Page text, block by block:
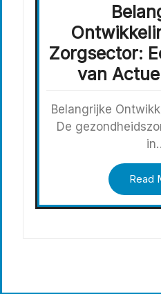
Zorgsector:
van
Belangrijke
De
Read